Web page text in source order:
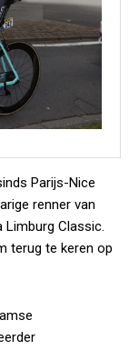
Parijs-Nice
renner van
Classic.
terug te keren op